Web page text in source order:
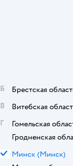
Б Брестская
В
Витебская
Г
Гомельская
Гродненская
М Минск (Минск)